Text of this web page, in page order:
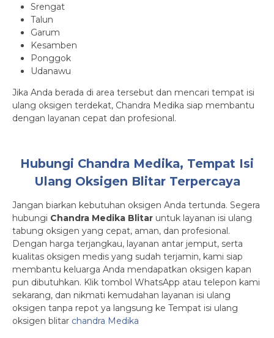
Srengat
Talun
Garum
Kesamben
Ponggok
Udanawu
Jika Anda berada di area tersebut dan mencari tempat isi
ulang oksigen terdekat, Chandra Medika siap membantu
dengan layanan cepat dan profesional.
Hubungi Chandra Medika, Tempat Isi
Ulang Oksigen Blitar Terpercaya
Jangan biarkan kebutuhan oksigen Anda tertunda. Segera
hubungi Chandra Medika Blitar untuk layanan isi ulang
tabung oksigen yang cepat, aman, dan profesional.
Dengan harga terjangkau, layanan antar jemput, serta
kualitas oksigen medis yang sudah terjamin, kami siap
membantu keluarga Anda mendapatkan oksigen kapan
pun dibutuhkan. Klik tombol WhatsApp atau telepon kami
sekarang, dan nikmati kemudahan layanan isi ulang
oksigen tanpa repot ya langsung ke Tempat isi ulang
oksigen blitar chandra Medika